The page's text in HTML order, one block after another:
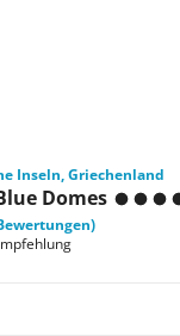
Inseln, Griechenland
Domes